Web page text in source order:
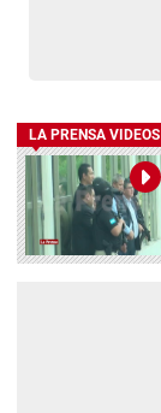
LA PRENSA VIDEOS